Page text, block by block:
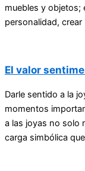
muebles y objetos;
personalidad, crear
El valor
Darle sentido a la
momentos
a las joyas no solo
carga simbólica